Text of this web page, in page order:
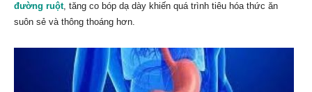
đường ruột, tăng co bóp dạ dày khiến quá trình tiêu hóa thức ăn
suôn sẻ và thông thoáng hơn.